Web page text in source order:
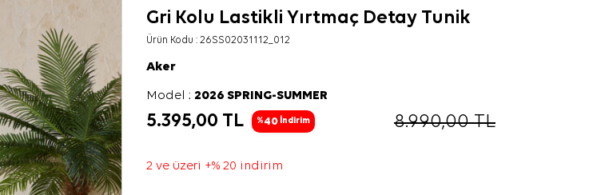
BÜYÜK BEDEN
Gri Kolu Lastikli Yırtmaç Detay Tunik
Ürün Kodu :26SS02031112_012
Aker
Model :2026 SPRING-SUMMER
5.395,00 TL %40 İndirim 8.990,00TL
2 ve üzeri +% 20 indirim